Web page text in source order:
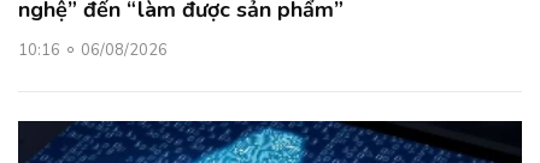
nghệ” đến “làm được sản phẩm”
10:16 06/08/2026